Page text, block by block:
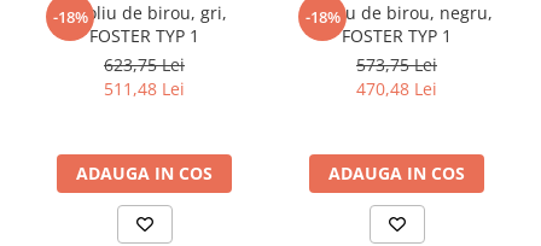
-18%
Fotoliu de birou, gri,
FOSTER TYP 1
623,75 Lei
511,48 Lei
ADAUGA IN COS
-18%
Fotoliu de birou, negru,
FOSTER TYP 1
573,75 Lei
470,48 Lei
ADAUGA IN COS